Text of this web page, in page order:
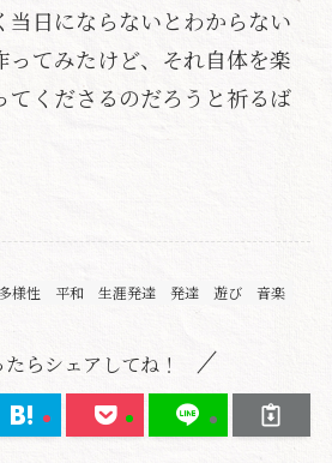
当日にならないとわからない
ってみたけど、それ自体を楽
てくださるのだろうと祈るば
多様性 平和 生涯発達 発達 遊び 音楽
たらシェアしてね！